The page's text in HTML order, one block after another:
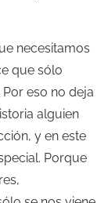
necesitamos
que sólo
eso no deja
alguien
y en este
Porque